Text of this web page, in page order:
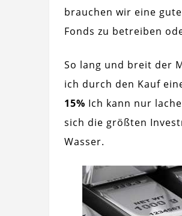
brauchen wir eine
Fonds zu betreiben
So lang und breit der
ich durch den Kauf
15% Ich kann nur
sich die größten
Wasser.